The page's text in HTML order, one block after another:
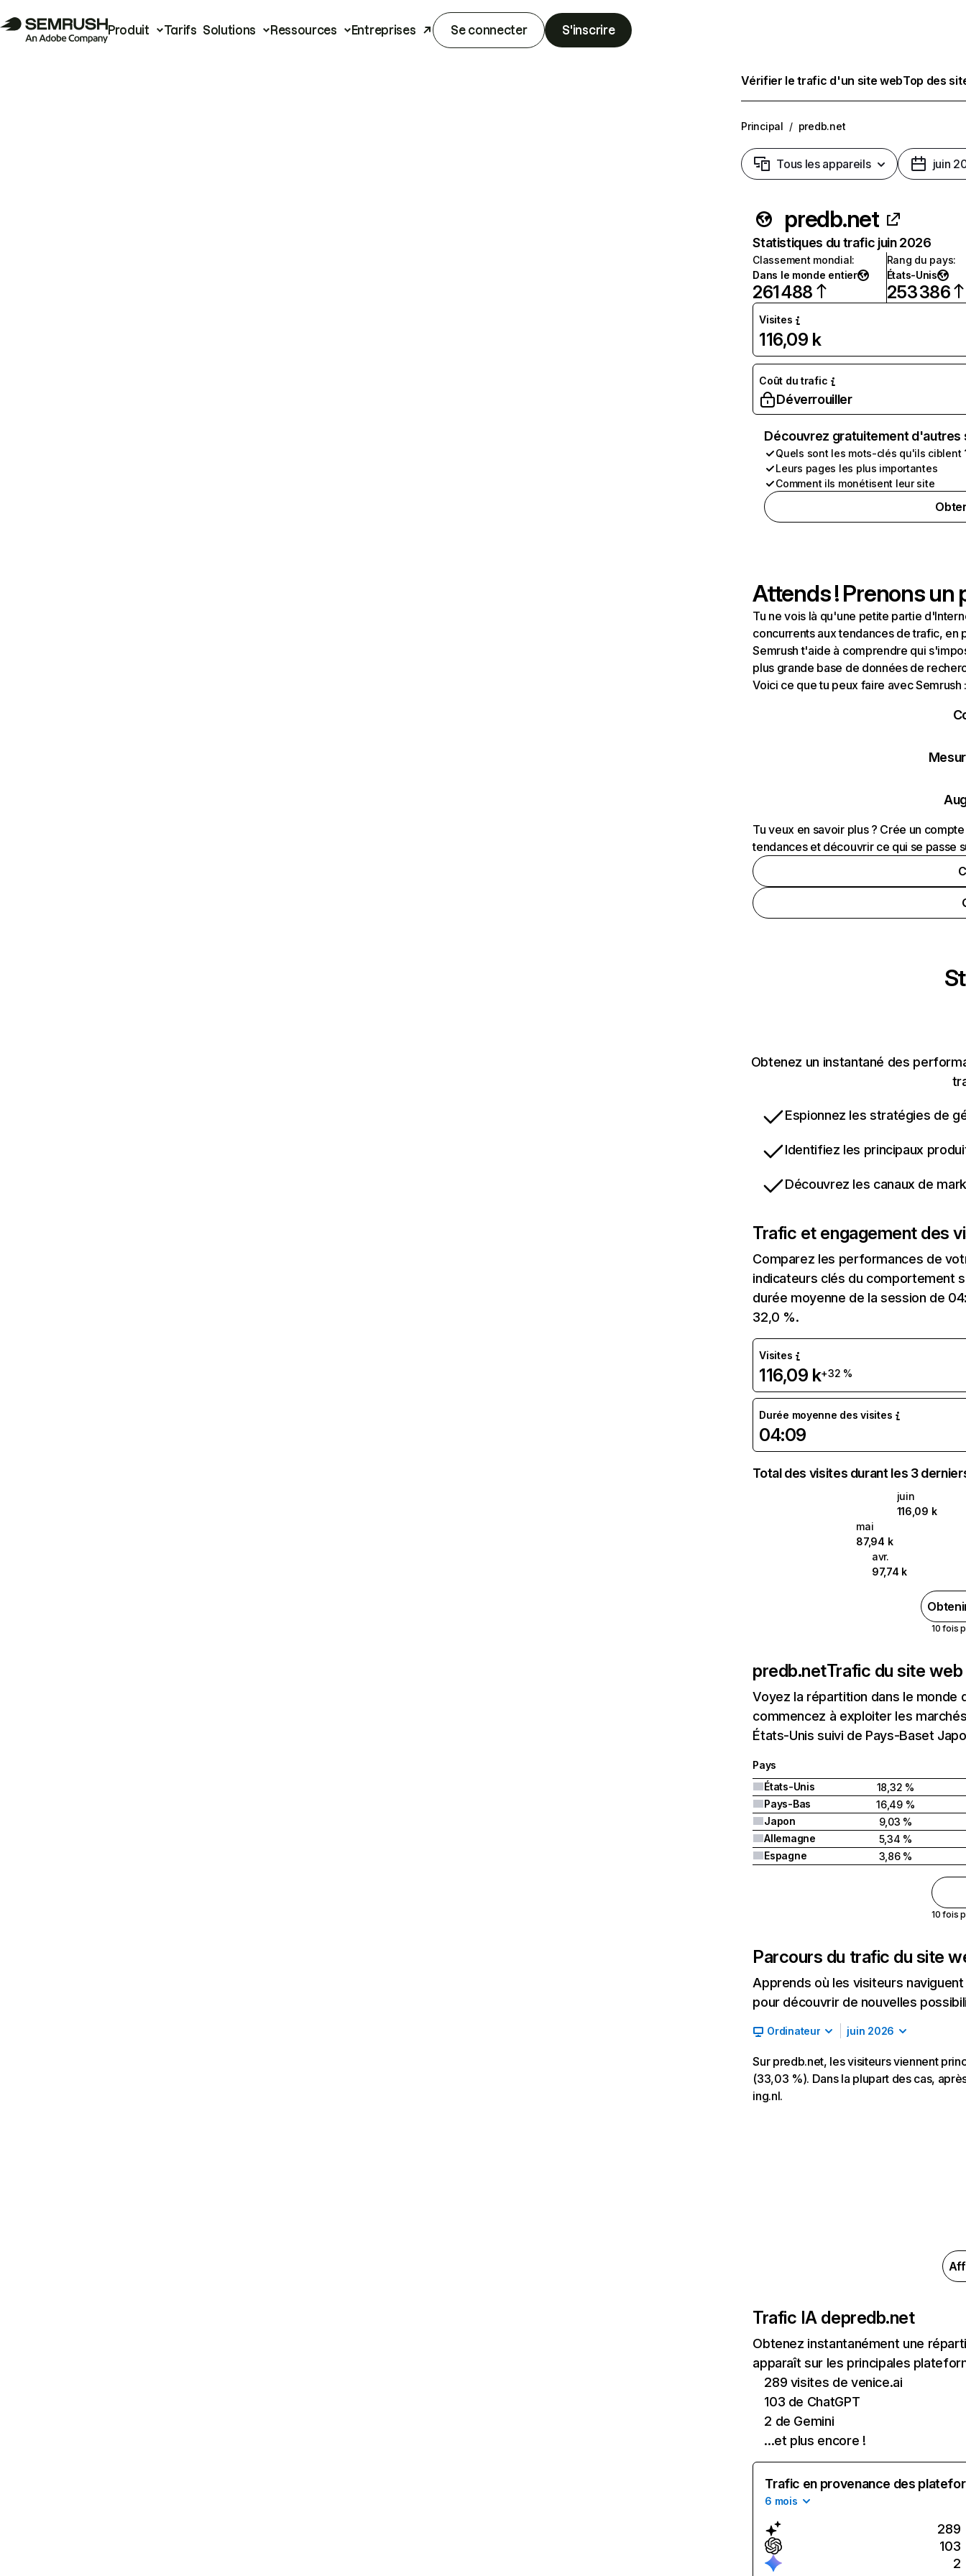
Produit Tarifs Solutions Ressources Entreprises Se connecter S'inscrire
Vérifier le trafic d'un site webTop des
Principal / predb.net
Tous les appareils juin
predb.net
Statistiques du trafic juin 2026
Classement mondial:
Dans le monde entier
261 488
Rang du pays:
États-Unis
253 386
Visites
116,09 k
Coût du trafic
Déverrouiller
Découvrez gratuitement
Quels sont les mots-clés qu'ils ciblent
Leurs pages les plus importantes
Comment ils monétisent leur site
Attends ! Prenons un
Tu ne vois là qu'une petite partie
concurrents aux tendances de trafic, en
Semrush t'aide à comprendre qui
plus grande base de données de
Voici ce que tu peux faire avec Semrush
Tu veux en savoir plus ? Crée un
tendances et découvrir ce qui se passe
Obtenez un instantané des
Espionnez les stratégies de
Identifiez les principaux
Découvrez les canaux de
Trafic et engagement des
Comparez les performances de
indicateurs clés du comportement
durée moyenne de la session de
32,0 %.
Visites
116,09 k+32 %
Durée moyenne des visites
04:09
Total des visites durant les 3
juin
116,09 k
mai
87,94 k
avr.
97,74 k
10 fois
predb.netTrafic du site
Voyez la répartition dans le
commencez à exploiter les
États-Unis suivi de Pays-Baset
Pays
États-Unis
18,32 %
Pays-Bas
16,49 %
Japon
9,03 %
Allemagne
5,34 %
Espagne
3,86 %
10 fois
Parcours du trafic du site
Apprends où les visiteurs
pour découvrir de nouvelles
Ordinateur juin 2026
Sur predb.net, les visiteurs viennent
(33,03 %). Dans la plupart des cas,
ing.nl.
Trafic IA depredb.net
Obtenez instantanément une
apparaît sur les principales
289 visites de venice.ai
103 de ChatGPT
2 de Gemini
...et plus encore !
Trafic en provenance des
6 mois
289
103
2